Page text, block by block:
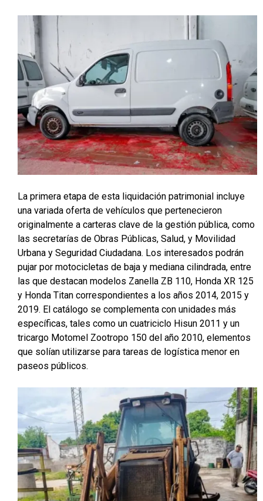
La primera etapa de esta liquidación patrimonial incluye
una variada oferta de vehículos que pertenecieron
originalmente a carteras clave de la gestión pública, como
las secretarías de Obras Públicas, Salud, y Movilidad
Urbana y Seguridad Ciudadana. Los interesados podrán
pujar por motocicletas de baja y mediana cilindrada, entre
las que destacan modelos Zanella ZB 110, Honda XR 125
y Honda Titan correspondientes a los años 2014, 2015 y
2019. El catálogo se complementa con unidades más
específicas, tales como un cuatriciclo Hisun 2011 y un
tricargo Motomel Zootropo 150 del año 2010, elementos
que solían utilizarse para tareas de logística menor en
paseos públicos.